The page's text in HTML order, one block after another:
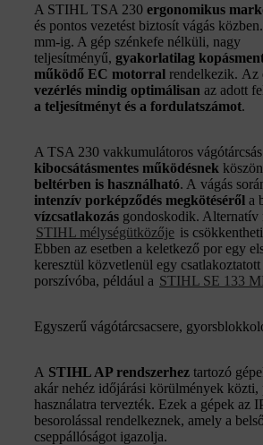
A STIHL TSA 230 ergonomikus
és pontos vezetést biztosít vágás
mm-ig. A gép szénkefe nélküli, nagy
teljesítményű, gyakorlatilag
működő EC motorral rendelkezik. Az
vezérlés mindig optimálisan az adott
a teljesítményt és a fordulatszámot.
A TSA 230 vakkumulátoros
kibocsátásmentes működésnek
beltérben is használható. A vágás
intenzív porképződés megkötéséről a
vízcsatlakozás gondoskodik. Alternatív
STIHL mélységütközője is
Ebben az esetben a keletkező por egy
keresztül közvetlenül egy csatlakoztatott
porszívóba, például a STIHL SE 133
Egyszerű vágótárcsacsere,
A STIHL AP rendszerhez tartozó
akár nehéz időjárási körülmények közti,
használatra tervezték. Ezek a gépek az
besorolással rendelkeznek, amely a
cseppállóságot igazolja.